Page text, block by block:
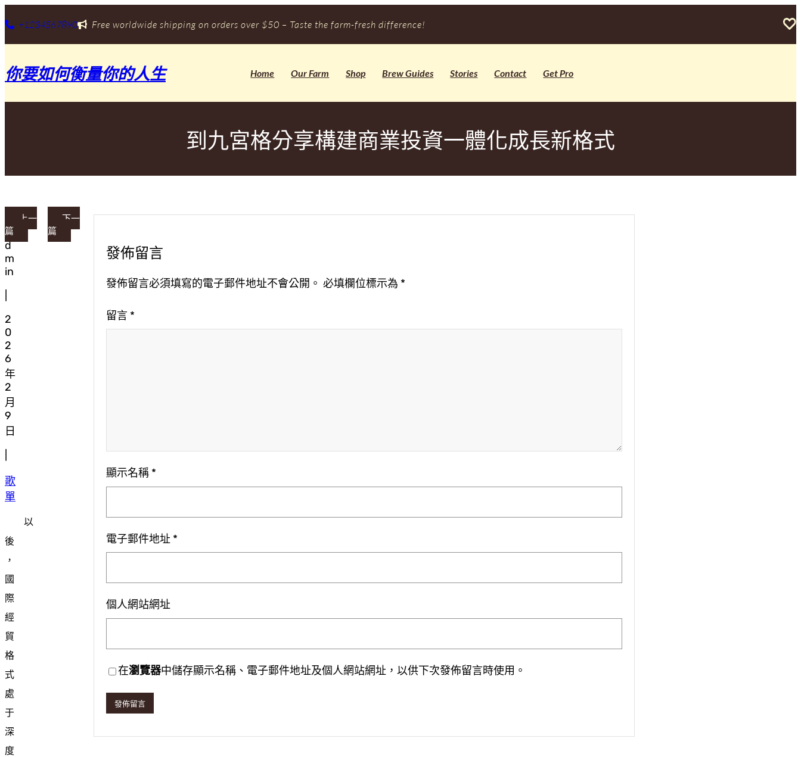
至
要
容
+1234567890 Free worldwide shipping on orders over $50 – Taste the farm-fresh difference!
你要如何衡量你的人生 Home Our Farm Shop Brew Guides Stories Contact Get Pro
到九宮格分享構建商業投資一體化成長新格式
a
d
m
in
2
0
2
6
年
2
月
9
日
歌
單
以
後
，
國
際
經
貿
格
式
處
于
深
度
上一
篇
下一
篇
發佈留言
發佈留言必須填寫的電子郵件地址不會公開。 必填欄位標示為 *
留言 *
顯示名稱 *
電子郵件地址 *
個人網站網址
在瀏覽器中儲存顯示名稱、電子郵件地址及個人網站網址，以供下次發佈留言時使用。